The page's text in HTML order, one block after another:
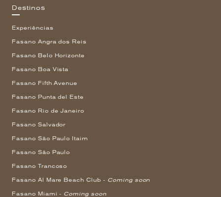
Destinos
Experiências
Fasano Angra dos Reis
Fasano Belo Horizonte
Fasano Boa Vista
Fasano Fifth Avenue
Fasano Punta del Este
Fasano Rio de Janeiro
Fasano Salvador
Fasano São Paulo Itaim
Fasano São Paulo
Fasano Trancoso
Fasano Al Mare Beach Club - Coming soon
Fasano Miami - Coming soon